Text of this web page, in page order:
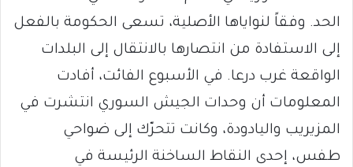
الحد. وفقاً لنواياها الأصلية، تسعى الحكومة بالفعل
إلى الاستفادة من انتصارها بالانتقال إلى البلدات
الواقعة غرب درعا. في الأسبوع الفائت، أفادت
المعلومات أن وحدات الجيش السوري انتشرت في
المزيريب واليادودة، وكانت تتحرّك إلى ضواحي
طفس، إحدى النقاط الساخنة الرئيسة في